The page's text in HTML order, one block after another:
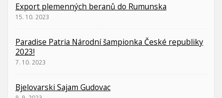
Export plemenných beranů do Rumunska
15. 10. 2023
Paradise Patria Národní šampionka České republiky
2023!
7. 10. 2023
Bjelovarski Sajam Gudovac